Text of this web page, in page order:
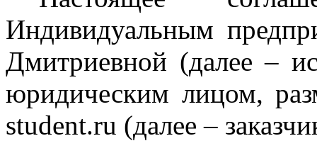
Индивидуальным
Дмитриевной (далее –
юридическим лицом,
student.ru (далее –